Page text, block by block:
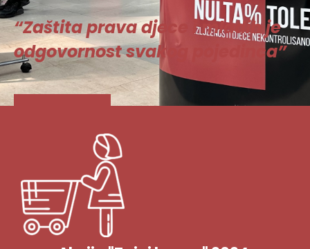
“Zaštita prava djece i mladih je
odgovornost svakog pojedinca”